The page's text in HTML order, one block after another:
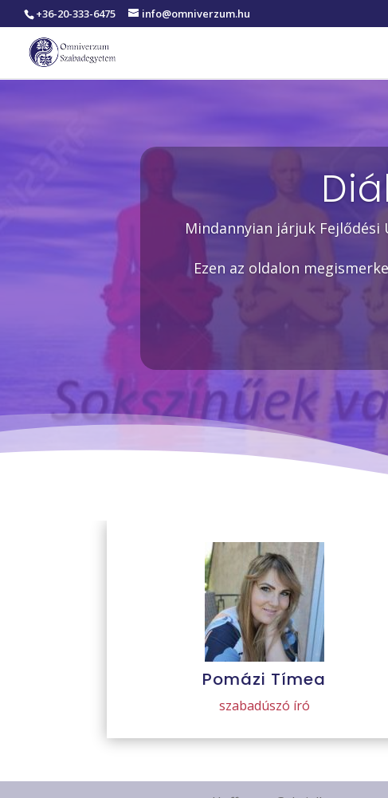
+36-20-333-6475 info@omniverzum.hu
Mindannyian járjuk
Ezen az oldalon
Pomázi Tímea
szabadúszó író